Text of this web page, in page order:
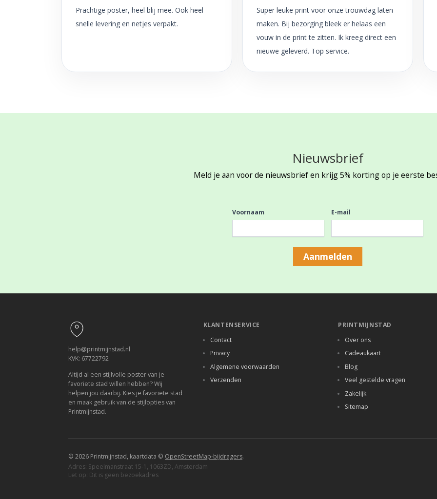
Prachtige poster, heel blij mee. Ook heel
snelle levering en netjes verpakt.
Super leuke print voor onze trouwdag laten
maken. Bij bezorging bleek er helaas een
vouw in de print te zitten. Ik kreeg direct een
nieuwe geleverd. Top service.
Nieuwsbrief
Meld je aan voor de nieuwsbrief en krijg 5% korting op je eerste
Voornaam E-mail
Aanmelden
help@printmijnstad.nl
KVK: 67722792
Altijd al een stijlvolle poster van je
favoriete stad willen hebben? Wij
helpen jou daarbij. Kies je favoriete stad
en maak gebruik van de stijlopties van
Printmijnstad.
KLANTENSERVICE
Contact
Privacy
Algemene voorwaarden
Verzenden
PRINTMIJNSTAD
Over ons
Cadeaukaart
Blog
Veel gestelde vragen
Zakelijk
Sitemap
© 2026 Printmijnstad, kaartdata © OpenStreetMap-bijdragers.
Adres: Speelmanstraat 15-1, 1063ZD, Amsterdam
Let op: Dit is geen bezoekadres